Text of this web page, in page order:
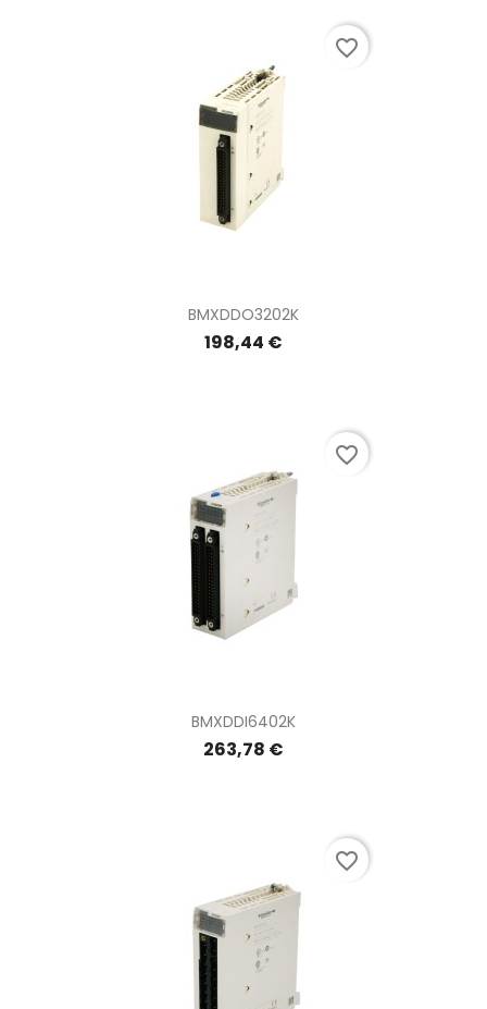
BMXDDO3202K
198,44 €
favorite_border
BMXDDI6402K
263,78 €
favorite_border
favorite_border